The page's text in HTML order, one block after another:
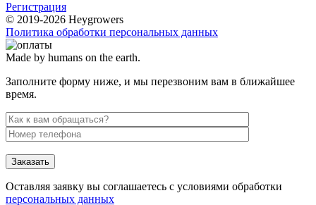
Регистрация
© 2019-2026 Heygrowers
Политика обработки персональных данных
Made by humans on the earth.
Заполните форму ниже, и мы перезвоним вам в ближайшее
время.
Заказать
Оставляя заявку вы соглашаетесь с условиями обработки
персональных данных